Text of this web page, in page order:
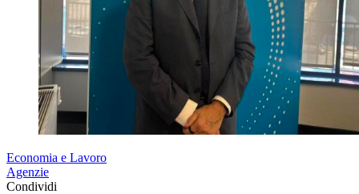
Economia e Lavoro
Agenzie
Condividi